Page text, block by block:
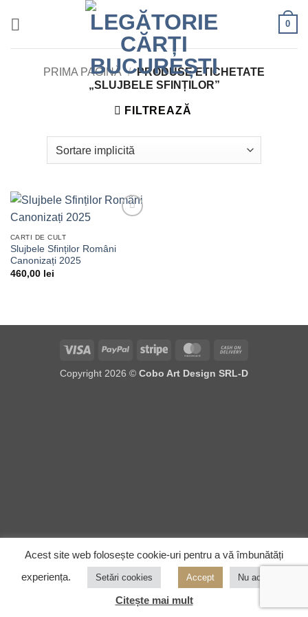
0
PRIMA PAGINĂ / PRODUSE ETICHETATE
„SLUJBELE SFINȚILOR”
FILTREAZĂ
CARTI DE CULT
Slujbele Sfinților Români
Canonizați 2025
460,00 lei
Visa PayPal Stripe MasterCard
Delivery
Copyright 2026 © Cobo Art Design SRL-D
Acest site web folosește cookie-uri pentru a vă îmbunătăți
experiența.
Setări cookies Accept Nu accept
Citește mai mult